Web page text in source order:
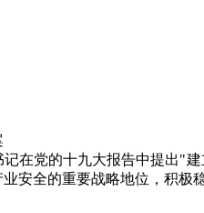
在党的十九大报告中提出"
安全的重要战略地位，积极